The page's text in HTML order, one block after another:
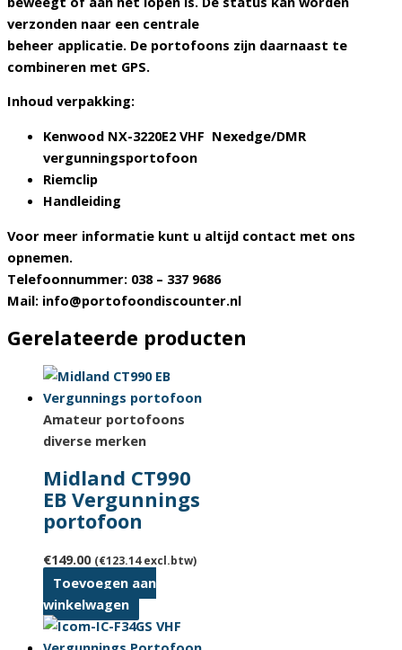
verzonden naar een centrale
beheer applicatie. De portofoons zijn daarnaast te
combineren met GPS.
Inhoud verpakking:
Kenwood NX-3220E2 VHF Nexedge/DMR
vergunningsportofoon
Riemclip
Handleiding
Voor meer informatie kunt u altijd contact met ons
opnemen.
Telefoonnummer: 038 – 337 9686
Mail: info@portofoondiscounter.nl
Gerelateerde producten
Amateur portofoons
diverse merken
Midland CT990
EB Vergunnings
portofoon
€149.00 (€123.14excl.btw)
Toevoegen aan
winkelwagen